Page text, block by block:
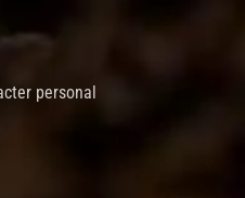
personal